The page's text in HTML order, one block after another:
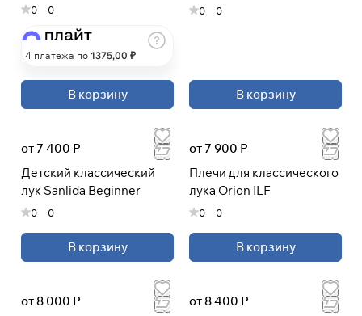
0 0
4 платежа по 1375,00 ₽
В корзину
0 0
В корзину
от 7 400 Р
Детский классический
лук Sanlida Beginner
0 0
В корзину
от 7 900 Р
Плечи для классического
лука Orion ILF
0 0
В корзину
от 8 000 Р
от 8 400 Р
раз в 2 недели